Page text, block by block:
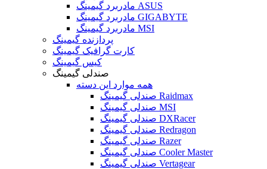
مادربرد گیمینگ ASUS
مادربرد گیمینگ GIGABYTE
مادربرد گیمینگ MSI
پردازنده گیمینگ
کارت گرافیک گیمینگ
کیس گیمینگ
صندلی گیمینگ
همه موارد این دسته
صندلی گیمینگ Raidmax
صندلی گیمینگ MSI
صندلی گیمینگ DXRacer
صندلی گیمینگ Redragon
صندلی گیمینگ Razer
صندلی گیمینگ Cooler Master
صندلی گیمینگ Vertagear